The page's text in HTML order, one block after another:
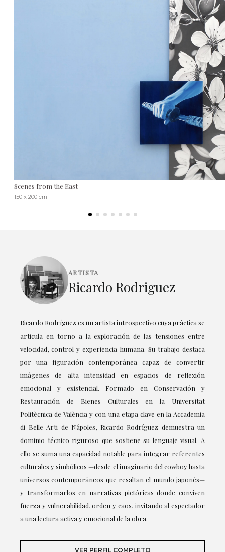
Scenes from the East
150 x 200 cm
ARTISTA
Ricardo Rodriguez
Ricardo Rodríguez es un artista introspectivo cuya práctica se
articula en torno a la exploración de las tensiones entre
velocidad, control y experiencia humana. Su trabajo destaca
por una figuración contemporánea capaz de convertir
imágenes de alta intensidad en espacios de reflexión
emocional y existencial. Formado en Conservación y
Restauración de Bienes Culturales en la Universitat
Politècnica de València y con una etapa clave en la Accademia
di Belle Arti de Nápoles, Ricardo Rodríguez demuestra un
dominio técnico riguroso que sostiene su lenguaje visual. A
ello se suma una capacidad notable para integrar referentes
culturales y simbólicos —desde el imaginario del cowboy hasta
universos contemporáneos que resaltan el mundo japonés—
y transformarlos en narrativas pictóricas donde conviven
fuerza y vulnerabilidad, orden y caos, invitando al espectador
a una lectura activa y emocional de la obra.
VER PERFIL COMPLETO